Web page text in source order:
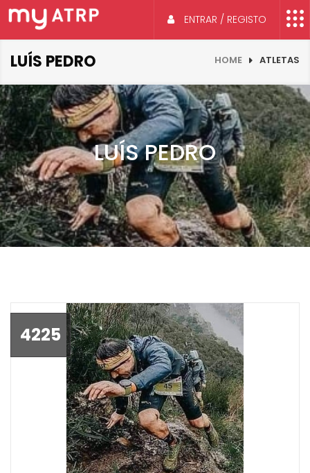
ENTRAR / REGISTO
LUÍS PEDRO HOME ATLETAS
LUÍS PEDRO
4225